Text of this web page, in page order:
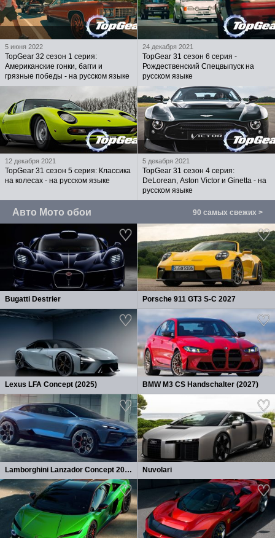
5 июня 2022
TopGear 32 сезон 1 серия:
Американские гонки, багги и
грязные победы - на русском языке
24 декабря 2021
TopGear 31 сезон 6 серия -
Рождественский Спецвыпуск на
русском языке
12 декабря 2021
TopGear 31 сезон 5 серия: Классика
на колесах - на русском языке
5 декабря 2021
TopGear 31 сезон 4 серия:
DeLorean, Aston Victor и Ginetta - на
русском языке
Авто Мото обои 90 самых свежих >
Bugatti Destrier Porsche 911 GT3 S-C 2027
Lexus LFA Concept (2025) BMW M3 CS Handschalter (2027)
Lamborghini Lanzador Concept 2026 Nuvolari